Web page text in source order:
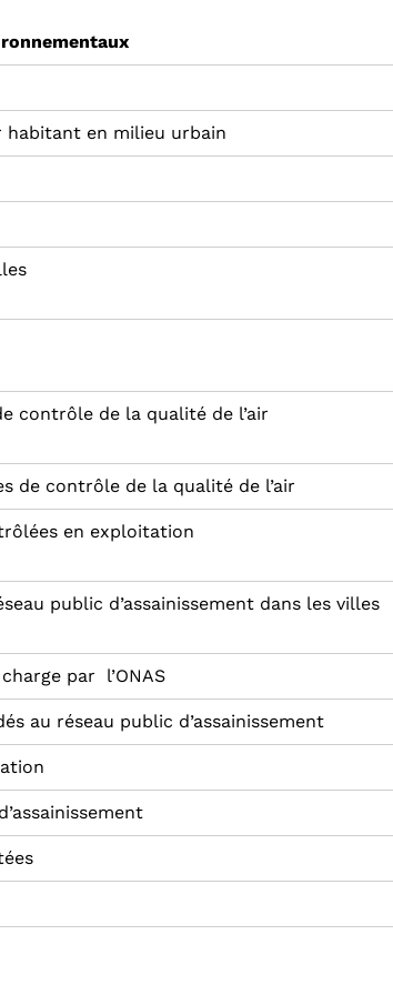
habitant en milieu urbain
contrôle de la qualité de l’air
de contrôle de la qualité de l’air
en exploitation
public d’assainissement dans les villes
par l’ONAS
au réseau public d’assainissement